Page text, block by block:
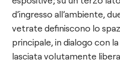
d’ingresso all’ambiente,
vetrate definiscono lo
principale, in dialogo con
lasciata volutamente